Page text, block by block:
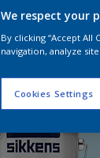
We respect your
By clicking “Accept
navigation, analyze
Cookies Settings